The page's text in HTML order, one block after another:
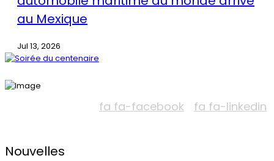
au Mexique
Jul 13, 2026
fa fa-facebook fa fa-linkedin
Nouvelles